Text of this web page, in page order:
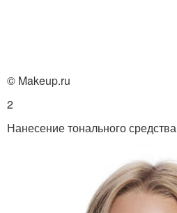
© Makeup.ru
2
Нанесение тонального средства